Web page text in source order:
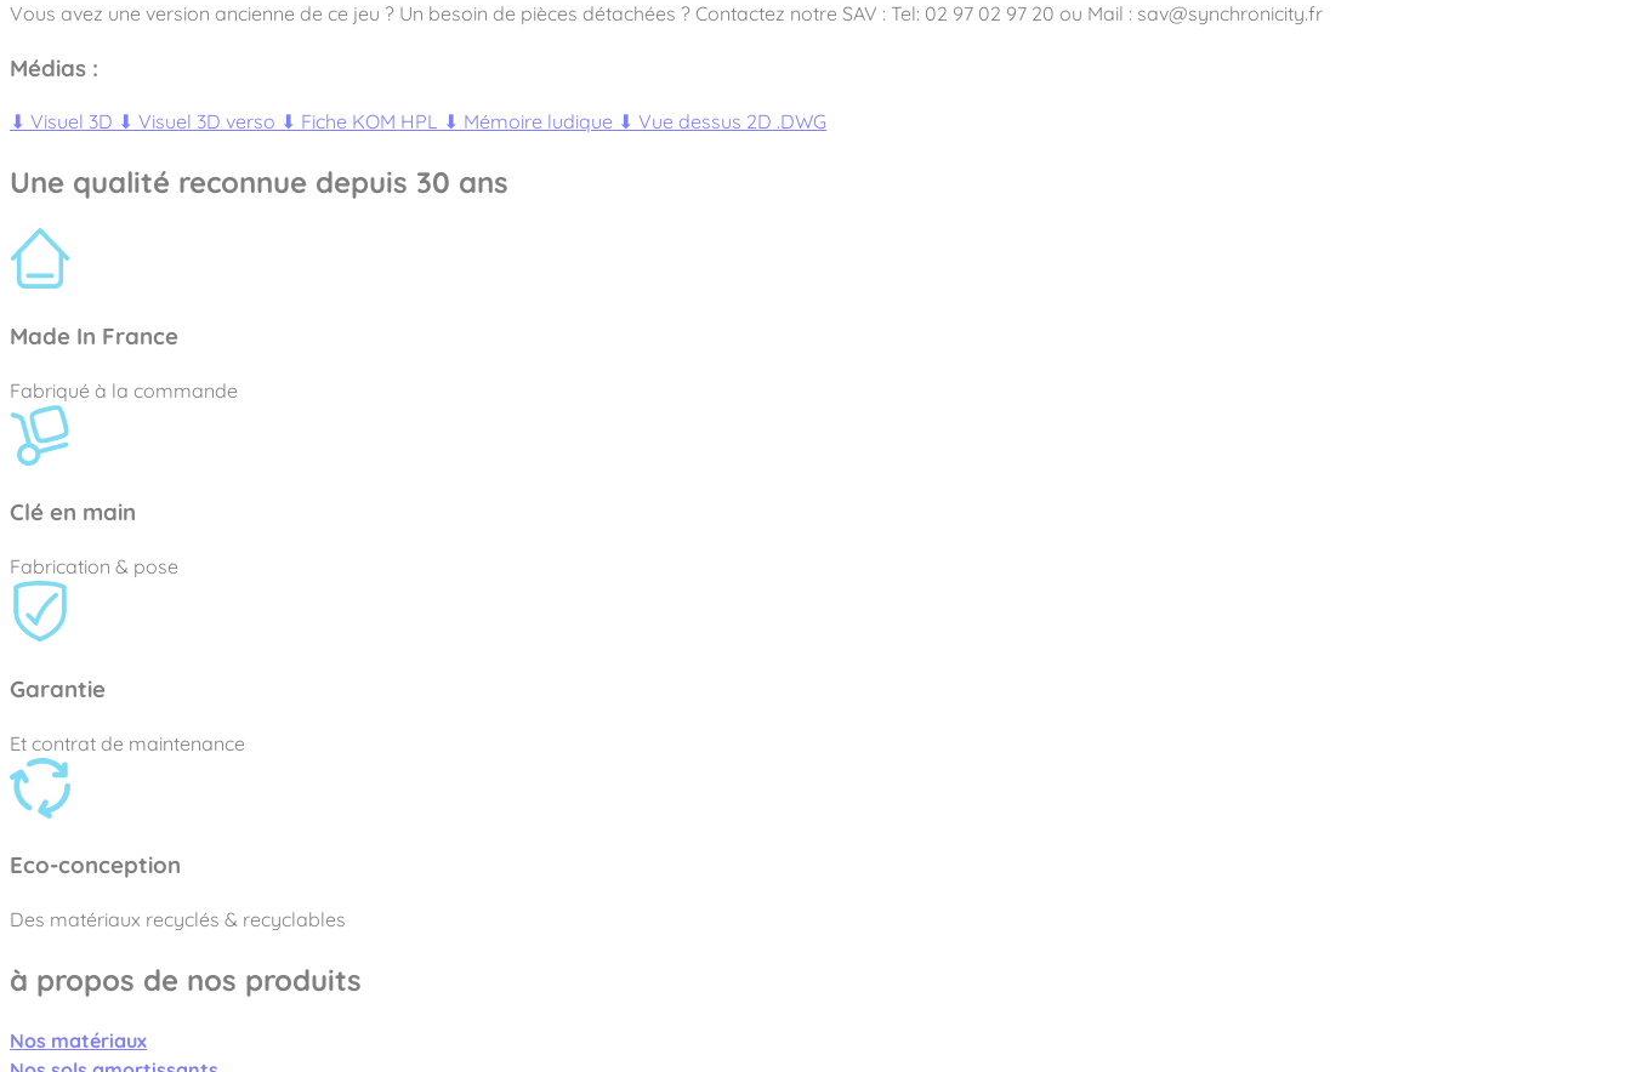
Vous avez une version ancienne de ce jeu ? Un besoin de pièces détachées ? Contactez notre SAV : Tel: 02 97 02 97 20 ou Mail : sav@synchronicity.fr
Médias :
⬇ Visuel 3D ⬇ Visuel 3D verso ⬇ Fiche KOM HPL ⬇ Mémoire ludique ⬇ Vue dessus 2D .DWG
Une qualité reconnue depuis 30 ans
Made In France
Fabriqué à la commande
Clé en main
Fabrication & pose
Garantie
Et contrat de maintenance
Eco-conception
Des matériaux recyclés & recyclables
à propos de nos produits
Nos matériaux